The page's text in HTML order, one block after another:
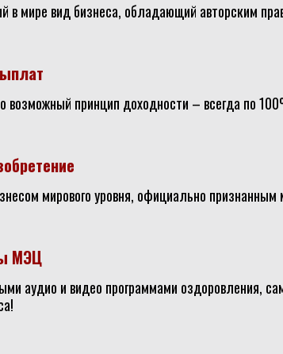
в мире вид бизнеса, обладающий авторским
возможный принцип доходности – всегда по
мирового уровня, официально
МЭЦ
аудио и видео программами оздоровления,